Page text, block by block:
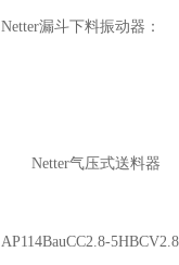
Netter漏斗下料振动器：
Netter气压式送料器
AP114BauCC2.8-